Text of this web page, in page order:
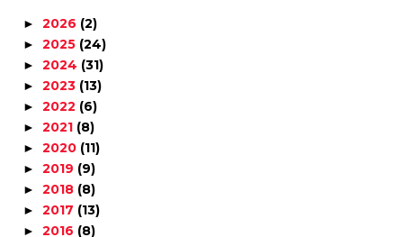
► 2026 (2)
► 2025 (24)
► 2024 (31)
► 2023 (13)
► 2022 (6)
► 2021 (8)
► 2020 (11)
► 2019 (9)
► 2018 (8)
► 2017 (13)
► 2016 (8)